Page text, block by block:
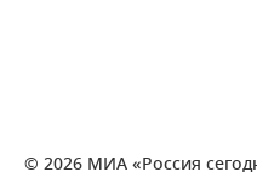
© 2026 МИА «Россия